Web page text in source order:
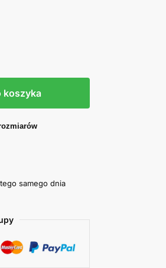
koszyka
samego dnia